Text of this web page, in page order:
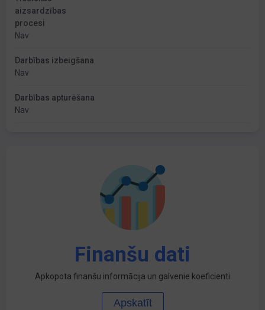
aizsardzības
procesi
Nav
Darbības izbeigšana
Nav
Darbības apturēšana
Nav
Finanšu dati
Apkopota finanšu informācija un galvenie koeficienti
Apskatīt